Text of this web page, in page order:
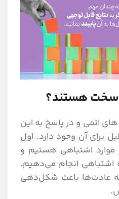
سخت هستند؟
اتمی و در پاسخ به این
برای آن وجود دارد. اول
موارد اشتباهی هستیم و
اشتباهی انجام می‌دهیم.
عادت‌ها باعث شکل‌دهی